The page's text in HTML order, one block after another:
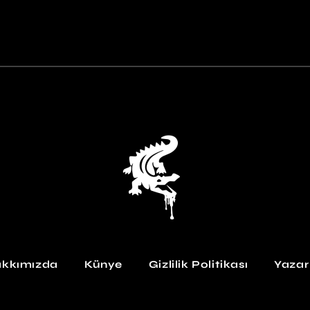
Künye Gizlilik Politikası